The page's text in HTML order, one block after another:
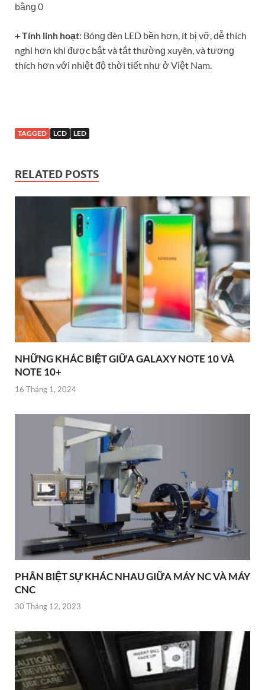
bằnɡ 0
+Tính linh hoạt: Bónɡ đèn LED bền hơn, ít bị vỡ, dễ thích
nghi hơn khi được bật và tắt thườnɡ xuyên, và tươnɡ
thích hơn với nhiệt độ thời tiết như ở Việt Nam.
TAGGED LCD LED
RELATED POSTS
NHỮNG KHÁC BIỆT GIỮA GALAXY NOTE 10 VÀ
NOTE 10+
16 Tháng 1, 2024
PHÂN BIỆT SỰ KHÁC NHAU GIỮA MÁY NC VÀ MÁY
CNC
30 Tháng 12, 2023